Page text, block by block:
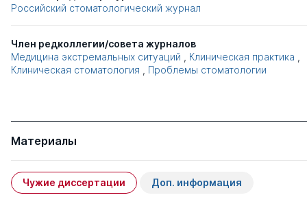
Российский стоматологический журнал
Член редколлегии/совета журналов
Медицина экстремальных ситуаций
Клиническая практика
Клиническая стоматология
Проблемы стоматологии
Материалы
Чужие диссертации Доп. информация